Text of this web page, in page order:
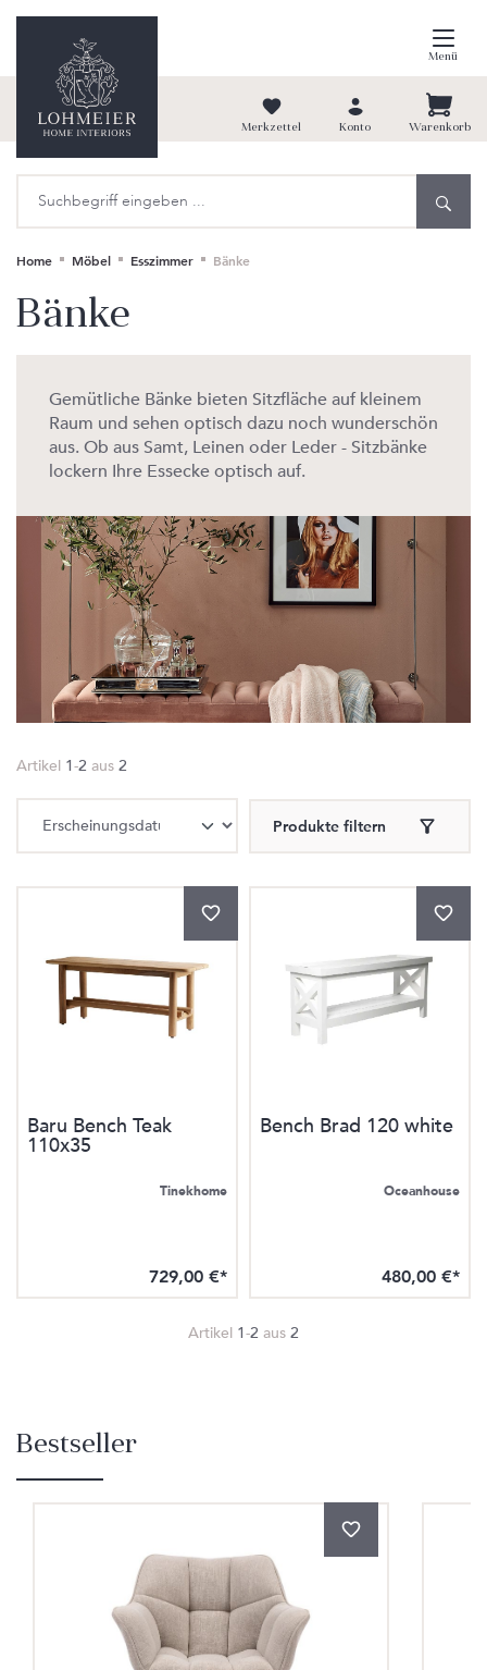
springen
Menü
Merkzettel Konto Warenkorb
Home Möbel Esszimmer Bänke
Bänke
Gemütliche Bänke bieten Sitzfläche auf kleinem
Raum und sehen optisch dazu noch wunderschön
aus. Ob aus Samt, Leinen oder Leder - Sitzbänke
lockern Ihre Essecke optisch auf.
Artikel 1-2 aus 2
Produkte filtern
Baru Bench Teak
110x35
Tinekhome
729,00 €*
Bench Brad 120 white
Oceanhouse
480,00 €*
Artikel 1-2 aus 2
Produktgalerie überspringen
Bestseller